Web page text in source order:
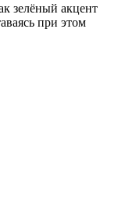
зелёный акцент
при этом